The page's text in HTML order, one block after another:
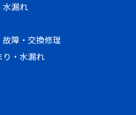
水漏れ
障・交換修理
り・水漏れ